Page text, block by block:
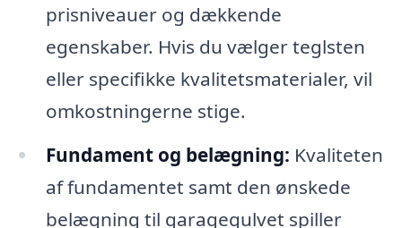
prisniveauer og dækkende
egenskaber. Hvis du vælger teglsten
eller specifikke kvalitetsmaterialer, vil
omkostningerne stige.
Fundament og belægning: Kvaliteten
af fundamentet samt den ønskede
belægning til garagegulvet spiller